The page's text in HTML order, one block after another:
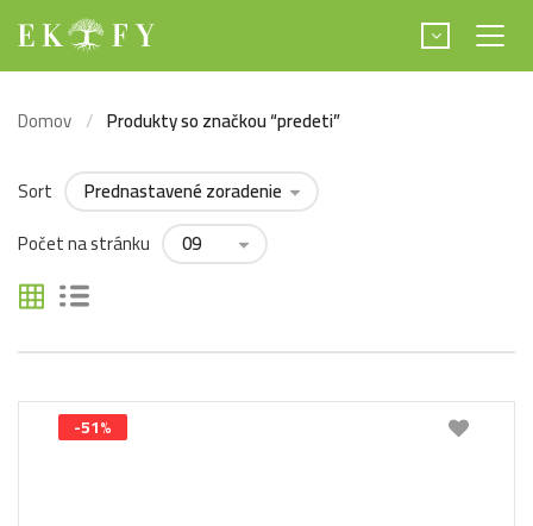
Domov Produkty so značkou “predeti”
Sort
Počet na stránku
-51%